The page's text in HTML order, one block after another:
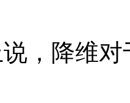
，降维